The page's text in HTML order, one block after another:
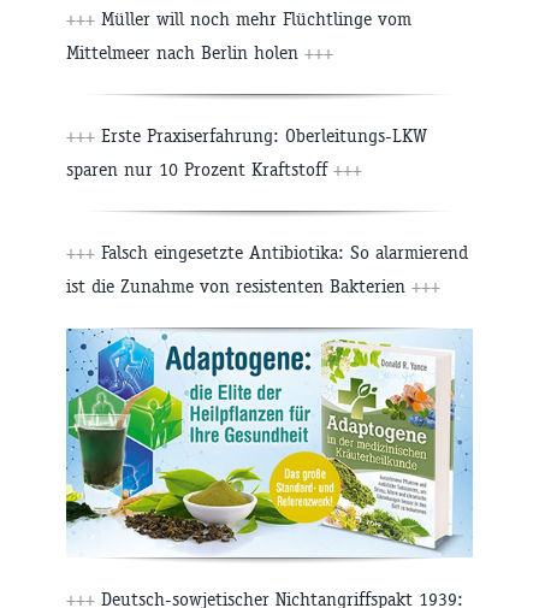
+++ Müller will noch mehr Flüchtlinge vom
Mittelmeer nach Berlin holen +++
+++ Erste Praxiserfahrung: Oberleitungs-LKW
sparen nur 10 Prozent Kraftstoff +++
+++ Falsch eingesetzte Antibiotika: So alarmierend
ist die Zunahme von resistenten Bakterien +++
+++ Deutsch-sowjetischer Nichtangriffspakt 1939: